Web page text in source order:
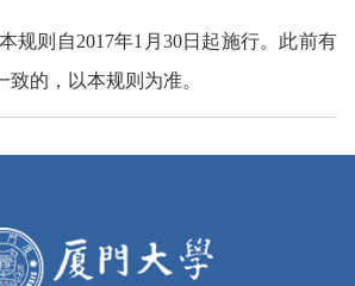
则自2017年1月30日起施行。此前有
的，以本规则为准。